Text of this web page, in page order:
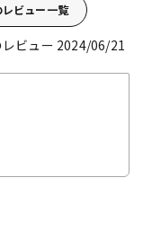
ビュー一覧
レビュー 2024/06/21